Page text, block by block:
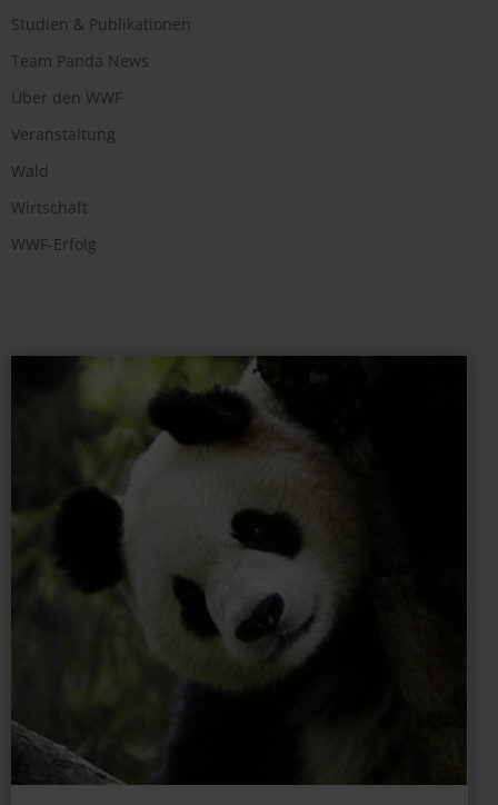
Studien & Publikationen
Team Panda News
Über den WWF
Veranstaltung
Wald
Wirtschaft
WWF-Erfolg